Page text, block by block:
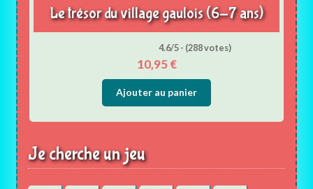
Le trésor du village gaulois (6-7 ans)
4.6/5 - (288 votes)
10,95 €
Ajouter au panier
Je cherche un jeu